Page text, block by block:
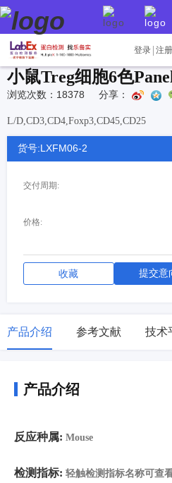
登录 注册
小鼠Treg细胞6色
浏览次数：18378 分享：
L/D,CD3,CD4,Foxp3,CD45,CD25
货号:LXFM06-2
交付周期:
价格:
收藏 提交意
产品介绍 参考文献 技术
产品介绍
反应种属: Mouse
检测指标: 轻触检测指标名称可查